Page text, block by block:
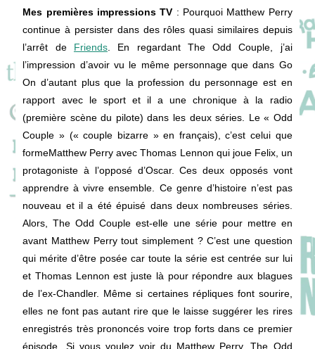
Mes premières impressions TV : Pourquoi Matthew Perry
continue à persister dans des rôles quasi similaires depuis
l’arrêt de Friends. En regardant The Odd Couple, j’ai
l’impression d’avoir vu le même personnage que dans Go
On d’autant plus que la profession du personnage est en
rapport avec le sport et il a une chronique à la radio
(première scène du pilote) dans les deux séries. Le « Odd
Couple » (« couple bizarre » en français), c’est celui que
formeMatthew Perry avec Thomas Lennon qui joue Felix, un
protagoniste à l’opposé d’Oscar. Ces deux opposés vont
apprendre à vivre ensemble. Ce genre d’histoire n’est pas
nouveau et il a été épuisé dans deux nombreuses séries.
Alors, The Odd Couple est-elle une série pour mettre en
avant Matthew Perry tout simplement ? C’est une question
qui mérite d’être posée car toute la série est centrée sur lui
et Thomas Lennon est juste là pour répondre aux blagues
de l’ex-Chandler. Même si certaines répliques font sourire,
elles ne font pas autant rire que le laisse suggérer les rires
enregistrés très prononcés voire trop forts dans ce premier
épisode. Si vous voulez voir du Matthew Perry, The Odd